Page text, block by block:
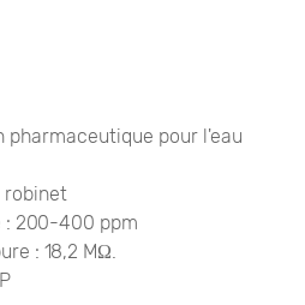
pour l'eau
robinet
: 200-400 ppm
: 18,2 MΩ.